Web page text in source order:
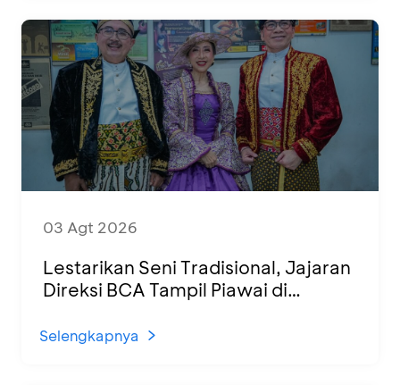
03 Agt 2026
Lestarikan Seni Tradisional, Jajaran
Direksi BCA Tampil Piawai di
Selengkapnya